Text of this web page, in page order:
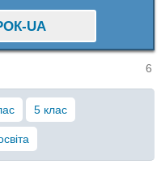
UA
6
5 клас